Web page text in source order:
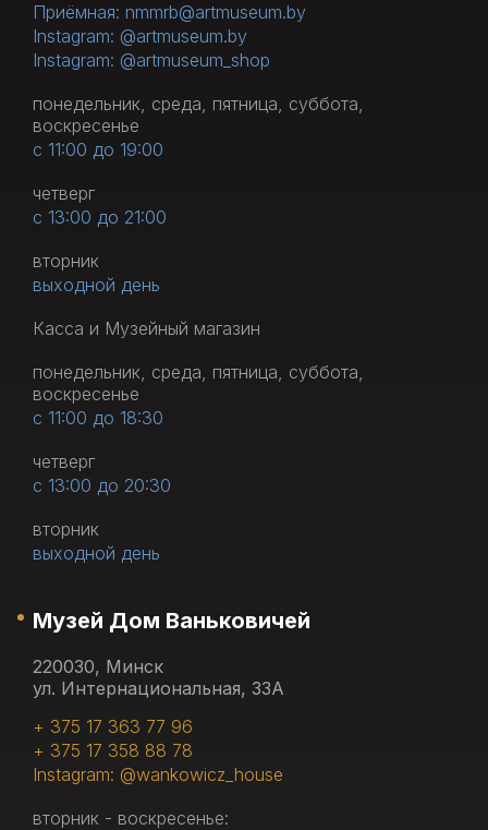
Приёмная: nmmrb@artmuseum.by
Instagram: @artmuseum.by
Instagram: @artmuseum_shop
понедельник, среда, пятница, суббота,
воскресенье
с 11:00 до 19:00
четверг
с 13:00 до 21:00
вторник
выходной день
Касса и Музейный магазин
понедельник, среда, пятница, суббота,
воскресенье
с 11:00 до 18:30
четверг
с 13:00 до 20:30
вторник
выходной день
Музей Дом Ваньковичей
220030, Минск
ул. Интернациональная, 33А
+ 375 17 363 77 96
+ 375 17 358 88 78
Instagram: @wankowicz_house
вторник - воскресенье: